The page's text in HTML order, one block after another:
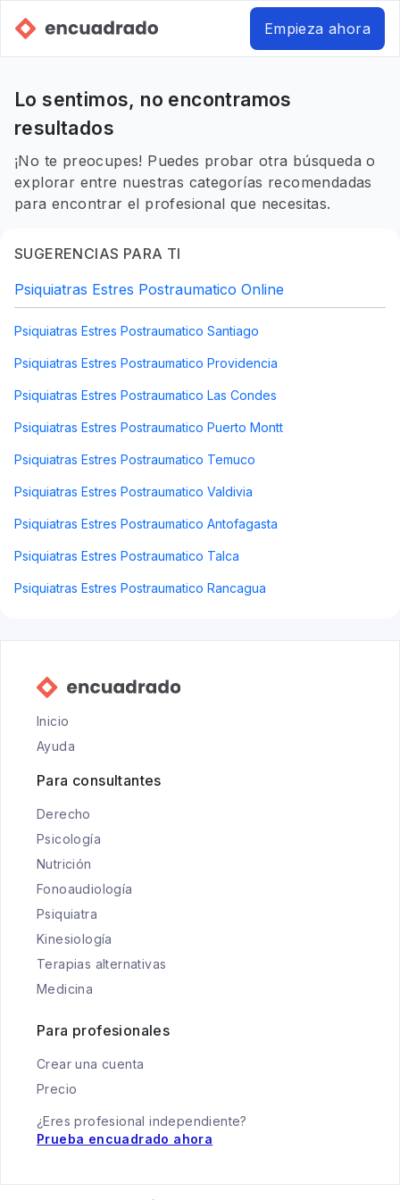
Empieza ahora
Lo sentimos, no encontramos
resultados
¡No te preocupes! Puedes probar otra búsqueda o
explorar entre nuestras categorías recomendadas
para encontrar el profesional que necesitas.
SUGERENCIAS PARA TI
Psiquiatras Estres Postraumatico Online
Psiquiatras Estres Postraumatico Santiago
Psiquiatras Estres Postraumatico Providencia
Psiquiatras Estres Postraumatico Las Condes
Psiquiatras Estres Postraumatico Puerto Montt
Psiquiatras Estres Postraumatico Temuco
Psiquiatras Estres Postraumatico Valdivia
Psiquiatras Estres Postraumatico Antofagasta
Psiquiatras Estres Postraumatico Talca
Psiquiatras Estres Postraumatico Rancagua
Inicio
Ayuda
Para consultantes
Derecho
Psicología
Nutrición
Fonoaudiología
Psiquiatra
Kinesiología
Terapias alternativas
Medicina
Para profesionales
Crear una cuenta
Precio
¿Eres profesional independiente?
Prueba encuadrado ahora